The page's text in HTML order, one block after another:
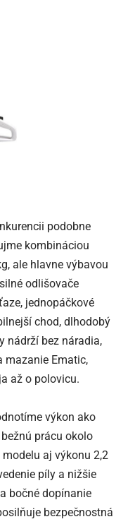
podobne
kombináciou
ale hlavne výbavou
odlišovače
jednopáčkové
chod, dlhodobý
nádrží bez náradia,
mazanie Ematic,
až o polovicu.
výkon ako
prácu okolo
aj výkonu 2,2
píly a nižšie
bočné dopínanie
bezpečnostná